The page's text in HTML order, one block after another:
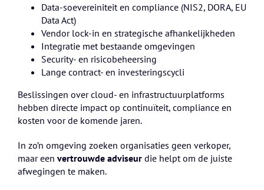
Data-soevereiniteit en compliance (NIS2, DORA, EU
Data Act)
Vendor lock-in en strategische afhankelijkheden
Integratie met bestaande omgevingen
Security- en risicobeheersing
Lange contract- en investeringscycli
Beslissingen over cloud- en infrastructuurplatforms
hebben directe impact op continuïteit, compliance en
kosten voor de komende jaren.
In zo’n omgeving zoeken organisaties geen verkoper,
maar een vertrouwde adviseurdie helpt om de juiste
afwegingen te maken.